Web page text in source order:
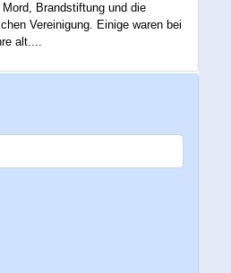
Brandstiftung und die
Vereinigung. Einige waren bei
alt....